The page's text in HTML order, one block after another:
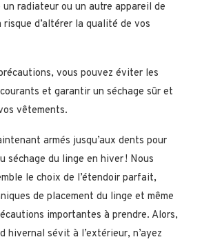
un radiateur ou un autre appareil de
risque d’altérer la qualité de vos
vous pouvez éviter les
et garantir un séchage sûr et
vêtements.
armés jusqu’aux dents pour
séchage du linge en hiver ! Nous
le choix de l’étendoir parfait,
de placement du linge et même
importantes à prendre. Alors,
hivernal sévit à l’extérieur, n’ayez